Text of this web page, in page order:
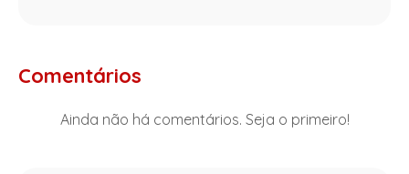
Comentários
Ainda não há comentários. Seja o primeiro!